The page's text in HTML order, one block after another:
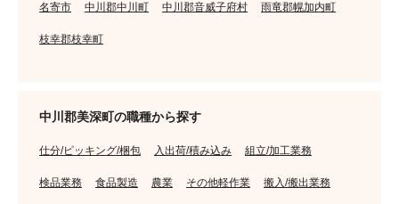
名寄市 中川郡中川町 中川郡音威子府村 雨竜郡幌加内町
枝幸郡枝幸町
中川郡美深町の職種から探す
仕分/ピッキング/梱包 入出荷/積み込み 組立/加工業務
検品業務 食品製造 農業 その他軽作業 搬入/搬出業務